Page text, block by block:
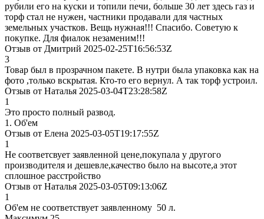
рубили его на куски и топили печи, больше 30 лет здесь газ и
торф стал не нужен, частники продавали для частных
земельных участков. Вещь нужная!!! Спасибо. Советую к
покупке. Для фиалок незаменим!!!
Отзыв от Дмитрий 2025-02-25T16:56:53Z
3
Товар был в прозрачном пакете. В нутри была упаковка как на
фото ,только вскрытая. Кто-то его вернул. А так торф устроил.
Отзыв от Наталья 2025-03-04T23:28:58Z
1
Это просто полный развод.
1. Об'ем
Отзыв от Елена 2025-03-05T19:17:55Z
1
Не соответсвует заявленной цене,покупала у другого
производителя и дешевле,качество было на высоте,а этот
сплошное расстройство
Отзыв от Наталья 2025-03-05T09:13:06Z
1
Об'ем не соответствует заявленному 50 л.